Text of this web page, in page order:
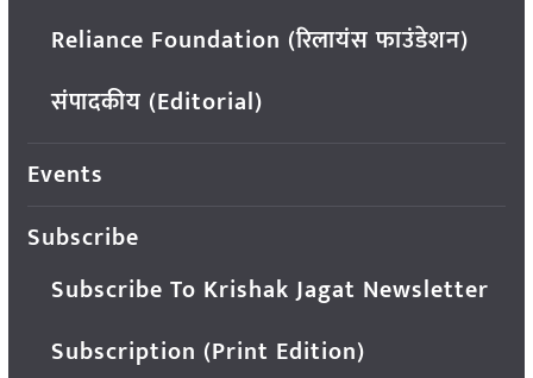
Reliance Foundation (रिलायंस फाउंडेशन)
संपादकीय (Editorial)
Events
Subscribe
Subscribe To Krishak Jagat Newsletter
Subscription (Print Edition)